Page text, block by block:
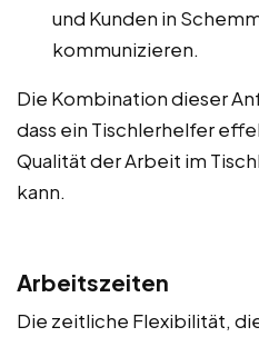
und Kunden in
kommunizieren.
Die Kombination dieser
dass ein Tischlerhelfer
Qualität der Arbeit im
kann.
Arbeitszeiten
Die zeitliche Flexibilität,